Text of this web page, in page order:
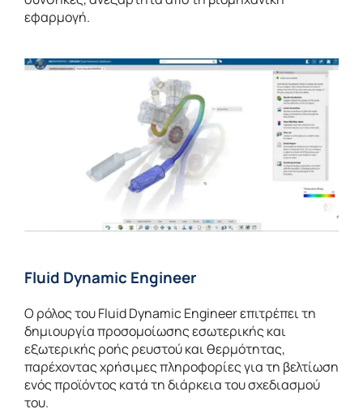
εφαρμογή.
Fluid Dynamic Engineer
Ο ρόλος του Fluid Dynamic Engineer επιτρέπει τη
δημιουργία προσομοίωσης εσωτερικής και
εξωτερικής ροής ρευστού και θερμότητας,
παρέχοντας χρήσιμες πληροφορίες για τη βελτίωση
ενός προϊόντος κατά τη διάρκεια του σχεδιασμού
του.